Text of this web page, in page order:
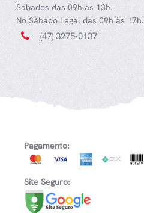
Sábados das 09h às 13h.
No Sábado Legal das 09h às 17h.
(47) 3275-0137
Pagamento:
Site Seguro: